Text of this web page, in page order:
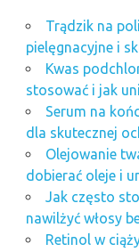
Trądzik na
pielęgnacyjne i
Kwas
stosować i jak
Serum na
dla skutecznej
Olejowanie
dobierać oleje i
Jak często
nawilżyć włosy
Retinol w